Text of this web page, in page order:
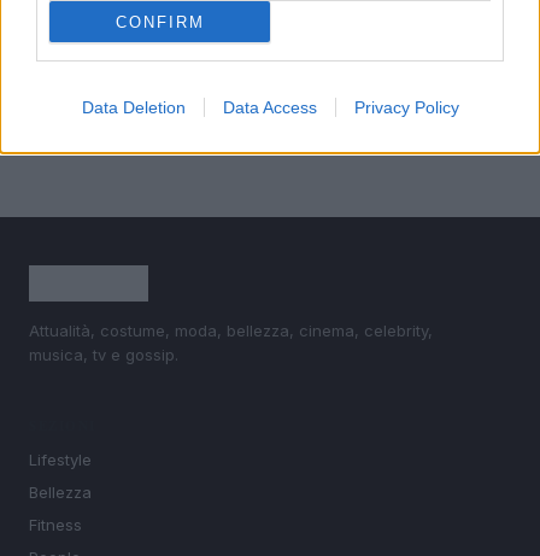
CONFIRM
Data Deletion Data Access Privacy Policy
Senza Cri e il suo percorso di guarigione: dalle
cicatrici alla libertà
Attualità, costume, moda, bellezza, cinema, celebrity,
musica, tv e gossip.
Lifestyle
Bellezza
Fitness